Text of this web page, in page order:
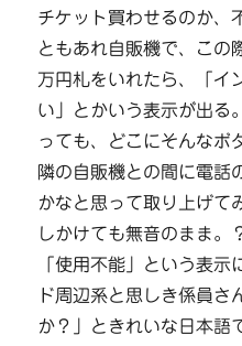
チケット買わせるのか、
ともあれ自販機で、この
万円札をいれたら、「イ
い」とかいう表示が出る
っても、どこにそんなボ
隣の自販機との間に電話
かなと思って取り上げて
しかけても無音のまま。
「使用不能」という表
ド周辺系と思しき係員さ
か？」ときれいな日本語